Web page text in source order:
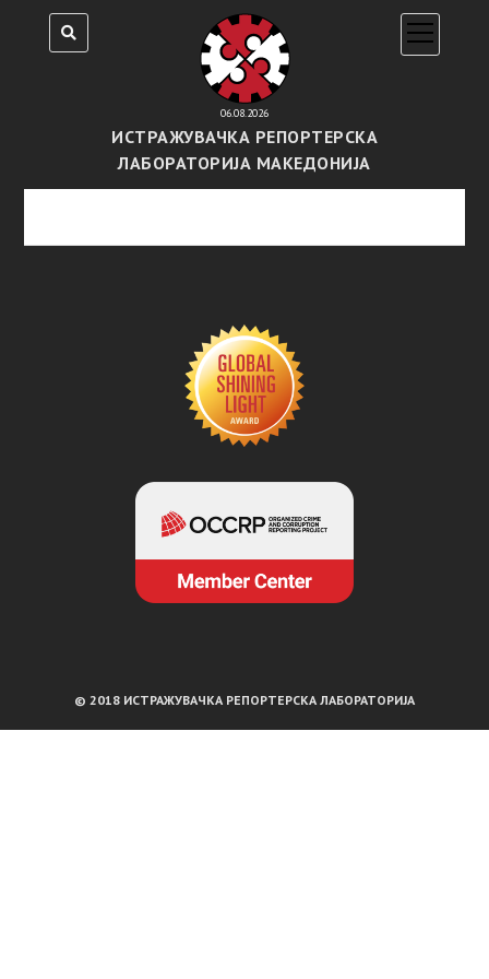
06.08.2026
ИСТРАЖУВАЧКА РЕПОРТЕРСКА
ЛАБОРАТОРИЈА МАКЕДОНИЈА
open
menu
© 2018 ИСТРАЖУВАЧКА РЕПОРТЕРСКА ЛАБОРАТОРИЈА